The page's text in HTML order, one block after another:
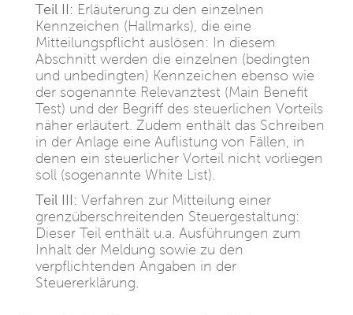
Teil II: Erläuterung zu den einzelnen
Kennzeichen (Hallmarks), die eine
Mitteilungspflicht auslösen: In diesem
Abschnitt werden die einzelnen (bedingten
und unbedingten) Kennzeichen ebenso wie
der sogenannte Relevanztest (Main Benefit
Test) und der Begriff des steuerlichen Vorteils
näher erläutert. Zudem enthält das Schreiben
in der Anlage eine Auflistung von Fällen, in
denen ein steuerlicher Vorteil nicht vorliegen
soll (sogenannte White List).
Teil III: Verfahren zur Mitteilung einer
grenzüberschreitenden Steuergestaltung:
Dieser Teil enthält u.a. Ausführungen zum
Inhalt der Meldung sowie zu den
verpflichtenden Angaben in der
Steuererklärung.